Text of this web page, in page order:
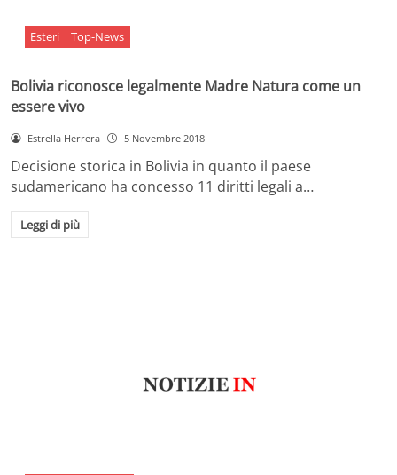
Esteri Top-News
Bolivia riconosce legalmente Madre Natura come un
essere vivo
Estrella Herrera 5 Novembre 2018
Decisione storica in Bolivia in quanto il paese
sudamericano ha concesso 11 diritti legali a…
Leggi di più